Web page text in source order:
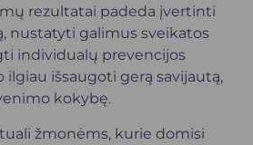
rezultatai padeda įvertinti
nustatyti galimus sveikatos
individualų prevencijos
ilgiau išsaugoti gerą savijautą,
kokybę.
žmonėms, kurie domisi